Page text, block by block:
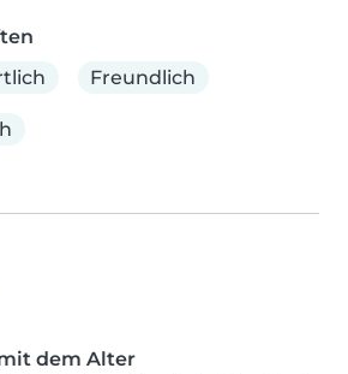
Freundlich
dem Alter